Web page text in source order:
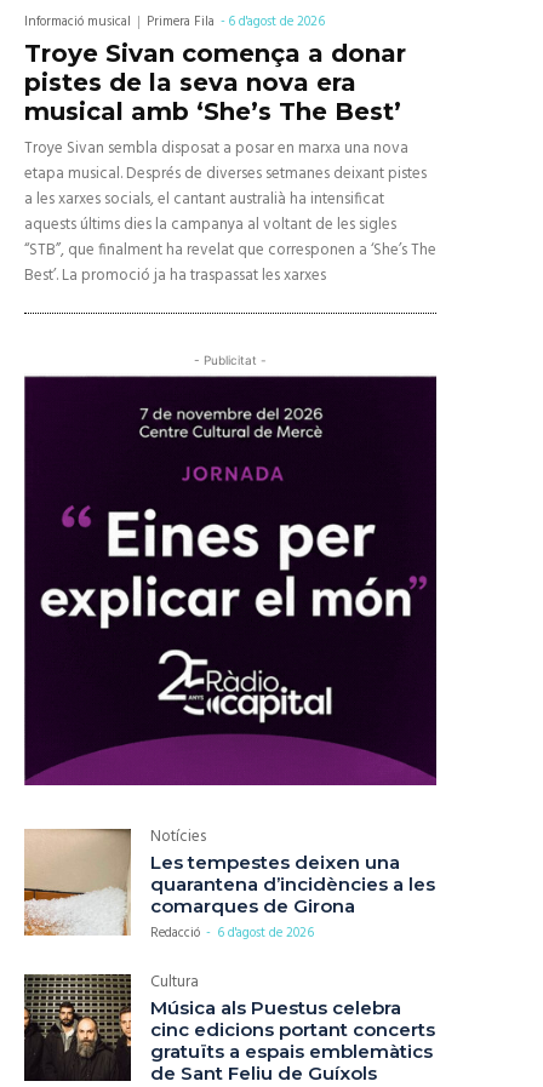
Informació musical Primera Fila -6 d'agost de 2026
Troye Sivan comença a donar
pistes de la seva nova era
musical amb ‘She’s The Best’
Troye Sivan sembla disposat a posar en marxa una nova
etapa musical. Després de diverses setmanes deixant pistes
a les xarxes socials, el cantant australià ha intensificat
aquests últims dies la campanya al voltant de les sigles
“STB”, que finalment ha revelat que corresponen a ‘She’s The
Best’. La promoció ja ha traspassat les xarxes
- Publicitat -
Notícies
Les tempestes deixen una
quarantena d’incidències a les
comarques de Girona
Redacció - 6 d'agost de 2026
Cultura
Música als Puestus celebra
cinc edicions portant concerts
gratuïts a espais emblemàtics
de Sant Feliu de Guíxols